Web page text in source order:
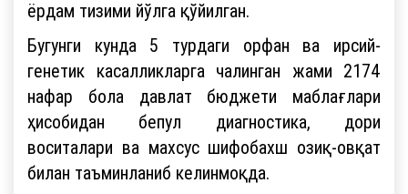
ёрдам тизими йўлга қўйилган.
Бугунги кунда 5 турдаги орфан ва ирсий-
генетик касалликларга чалинган жами 2174
нафар бола давлат бюджети маблағлари
ҳисобидан бепул диагностика, дори
воситалари ва махсус шифобахш озиқ-овқат
билан таъминланиб келинмоқда.